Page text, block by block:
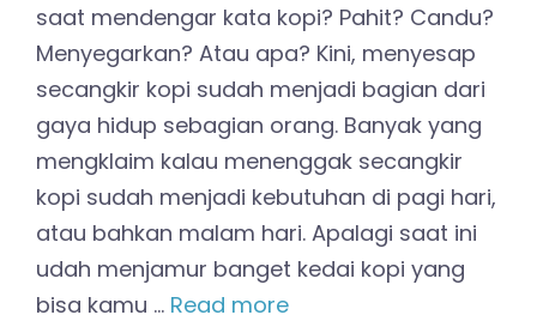
saat mendengar kata kopi? Pahit? Candu?
Menyegarkan? Atau apa? Kini, menyesap
secangkir kopi sudah menjadi bagian dari
gaya hidup sebagian orang. Banyak yang
mengklaim kalau menenggak secangkir
kopi sudah menjadi kebutuhan di pagi hari,
atau bahkan malam hari. Apalagi saat ini
udah menjamur banget kedai kopi yang
bisa kamu … Read more